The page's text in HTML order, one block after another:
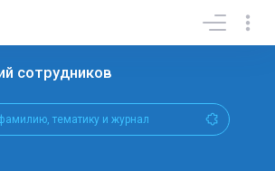
сотрудников